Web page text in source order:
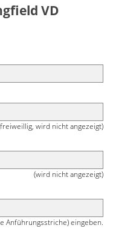
VD
wird nicht angezeigt)
(wird nicht angezeigt)
Anführungsstriche) eingeben.